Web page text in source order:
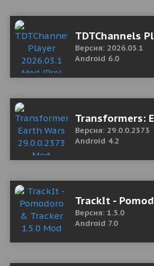
TDTChannels
Версия: 2026.03.1
Android 6.0
Transformers:
Версия: 29.0.0.2373
Android 4.2
TrackIt -
Версия: 1.5.0
Android 7.0